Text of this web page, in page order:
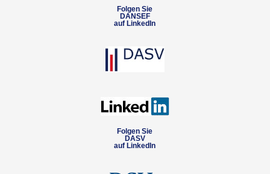
Folgen Sie
DANSEF
auf LinkedIn
Folgen Sie
DASV
auf LinkedIn